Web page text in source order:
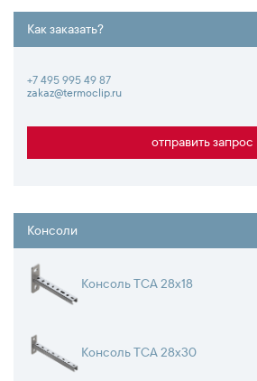
Как заказать?
+7 495 995 49 87
zakaz@termoclip.ru
отправить запрос
Консоли
Консоль TCA 28x18
Консоль TCA 28х30